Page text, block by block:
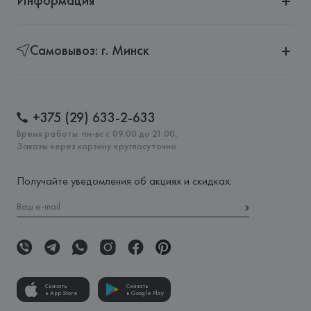
Самовывоз: г. Минск
+375 (29) 633-2-633
Время работы: пн-вс с 09:00 до 21:00,
Заказы через корзину круглосуточно
Получайте уведомления об акциях и скидках:
Скачать
в App Store
Скачать
в Google Play